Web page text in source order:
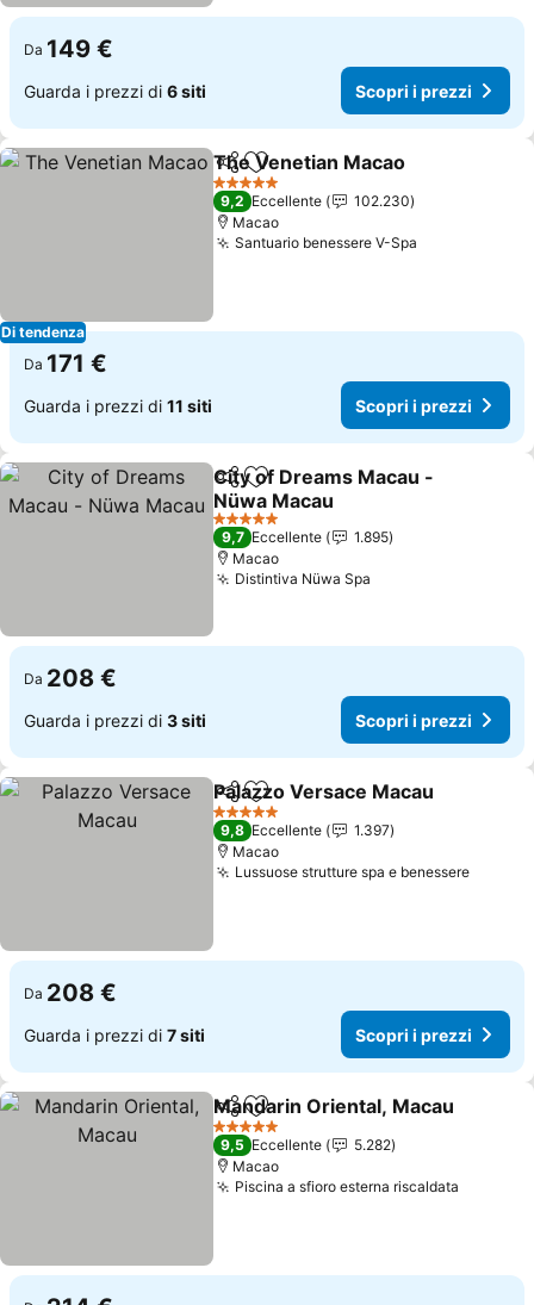
Da 149 €
Guarda i prezzi di 6 siti Scopri i prezzi
Di tendenza
CondividiAggiungi ai preferiti
The Venetian Macao
5 Stelle
9,2 Eccellente
102.230
Macao
Santuario benessere V-Spa
Da 171 €
Guarda i prezzi di 11 siti Scopri i prezzi
CondividiAggiungi ai preferiti
City of Dreams Macau -
Nüwa Macau
5 Stelle
9,7 Eccellente
1.895
Macao
Distintiva Nüwa Spa
Da 208 €
Guarda i prezzi di 3 siti Scopri i prezzi
CondividiAggiungi ai preferiti
Palazzo Versace Macau
5 Stelle
9,8 Eccellente
1.397
Macao
Lussuose strutture spa e benessere
Da 208 €
Guarda i prezzi di 7 siti Scopri i prezzi
CondividiAggiungi ai preferiti
Mandarin Oriental, Macau
5 Stelle
9,5 Eccellente
5.282
Macao
Piscina a sfioro esterna riscaldata